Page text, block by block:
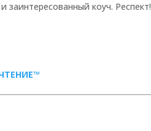
коуч. Респект!